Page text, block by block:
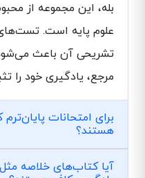
بله، این مجموعه از
علوم پایه است.
تشریحی آن باعث
مرجع، یادگیری خود را
برای امتحانات
هستند؟
آیا کتاب‌های خلاصه